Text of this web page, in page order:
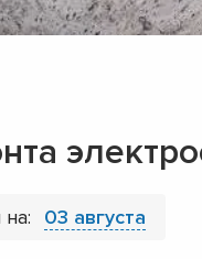
03 августа